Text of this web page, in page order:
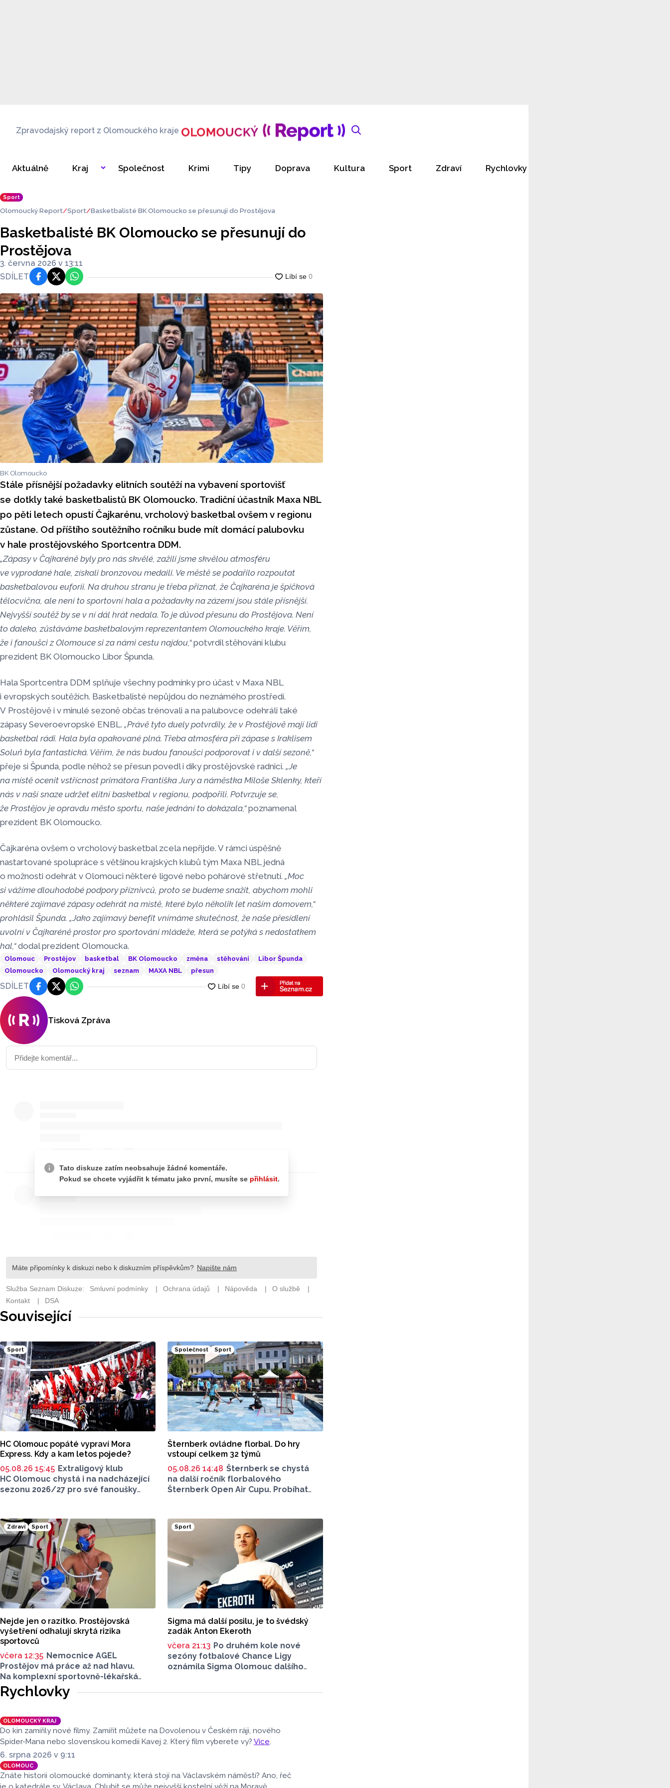
Zpravodajský report z Olomouckého kraje
Aktuálně Kraj Společnost Krimi Tipy Doprava Kultura Sport Zdraví Rychlovky
Sport
Olomoucký Report Sport Basketbalisté BK Olomoucko se přesunují do Prostějova
Basketbalisté BK Olomoucko se přesunují do
Prostějova
3. června 2026 v 13:11
SDÍLET
FacebookPlatforma X
WhatsApp
BK Olomoucko
Stále přísnější požadavky elitních soutěží na vybavení sportovišť
se dotkly také basketbalistů BK Olomoucko. Tradiční účastník Maxa NBL
po pěti letech opustí Čajkarénu, vrcholový basketbal ovšem v regionu
zůstane. Od příštího soutěžního ročníku bude mít domácí palubovku
v hale prostějovského Sportcentra DDM.
„Zápasy v Čajkaréně byly pro nás skvělé, zažili jsme skvělou atmosféru
ve vyprodané hale, získali bronzovou medaili. Ve městě se podařilo rozpoutat
basketbalovou euforii. Na druhou stranu je třeba přiznat, že Čajkaréna je špičková
tělocvična, ale není to sportovní hala a požadavky na zázemí jsou stále přísnější.
Nejvyšší soutěž by se v ní dál hrát nedala. To je důvod přesunu do Prostějova. Není
to daleko, zůstáváme basketbalovým reprezentantem Olomouckého kraje. Věřím,
že i fanoušci z Olomouce si za námi cestu najdou,“potvrdil stěhování klubu
prezident BK Olomoucko Libor Špunda.
Hala Sportcentra DDM splňuje všechny podmínky pro účast v Maxa NBL
i evropských soutěžích. Basketbalisté nepůjdou do neznámého prostředí.
V Prostějově i v minulé sezoně občas trénovali a na palubovce odehráli také
zápasy Severoevropské ENBL. „Právě tyto duely potvrdily, že v Prostějově mají lidi
basketbal rádi. Hala byla opakované plná. Třeba atmosféra při zápase s Iraklisem
Soluň byla fantastická. Věřím, že nás budou fanoušci podporovat i v další sezoně,“
přeje si Špunda, podle něhož se přesun povedl i díky prostějovské radnici. „Je
na místě ocenit vstřícnost primátora Františka Jury a náměstka Miloše Sklenky, kteří
nás v naší snaze udržet elitní basketbal v regionu, podpořili. Potvrzuje se,
že Prostějov je opravdu město sportu, naše jednání to dokázala,“poznamenal
prezident BK Olomoucko.
Čajkaréna ovšem o vrcholový basketbal zcela nepřijde. V rámci úspěšně
nastartované spolupráce s většinou krajských klubů tým Maxa NBL jedná
o možnosti odehrát v Olomouci některé ligové nebo pohárové střetnutí. „Moc
si vážíme dlouhodobé podpory příznivců, proto se budeme snažit, abychom mohli
některé zajímavé zápasy odehrát na místě, které bylo několik let naším domovem,“
prohlásil Špunda. „Jako zajímavý benefit vnímáme skutečnost, že naše přesídlení
uvolní v Čajkaréně prostor pro sportování mládeže, která se potýká s nedostatkem
hal,“dodal prezident Olomoucka.
Olomouc Prostějov basketbal BK Olomoucko změna stěhování
Libor Špunda
Olomoucko
Olomoucký kraj seznam MAXA NBL přesun
SDÍLET FacebookPlatforma X
WhatsApp
Tisková Zpráva
Související
Sport
HC Olomouc popáté vypraví Mora
Express. Kdy a kam letos pojede?
05.08.26 15:45 Extraligový klub
HC Olomouc chystá i na nadcházející
sezonu 2026/27 pro své fanoušky
vlakovou soupravou se uskuteční
v sobotu 24. října. Stejně jako roky
předtím, tak i letos bude cílovou
destinací pražská Libeň, kde kohouti
vyzvou v O2 aréně Spartu Praha.
Společnost Sport
Šternberk ovládne florbal. Do hry
vstoupí celkem 32 týmů
05.08.26 14:48 Šternberk se chystá
na další ročník florbalového
Šternberk Open Air Cupu. Probíhat
spojené také dopravní uzavírky.
Najdete mezi týmy svého favorita?
Zdraví Sport
Nejde jen o razítko. Prostějovská
vyšetření odhalují skrytá rizika
sportovců
včera 12:35 Nemocnice AGEL
Prostějov má práce až nad hlavu.
Na komplexní sportovně-lékařská
vyšetření do lékařského zařízení míří
sportovci z regionálních klubů,
veřejnost. Informovala o tom tisková
mluvčí nemocnice Radka Miloševská.
V Prostějově vyšetřují i sportovce
z Moravskoslezského, Zlínského nebo
Jihomoravského kraje.
Sport
Sigma má další posilu, je to švédský
zadák Anton Ekeroth
včera 21:13 Po druhém kole nové
sezóny fotbalové Chance Ligy
oznámila Sigma Olomouc dalšího
o tom, na jak dlouho podepsal nov
hráč smlouvu neinformovala.
Rychlovky
OLOMOUCKÝ KRAJ
Do kin zamířily nové filmy. Zamířit můžete na Dovolenou v Českém ráji, nového
Spider-Mana nebo slovenskou komedii Kavej 2. Který film vyberete vy? Více.
6. srpna 2026 v 9:11
OLOMOUC
Znáte historii olomoucké dominanty, která stojí na Václavském náměstí? Ano, řeč